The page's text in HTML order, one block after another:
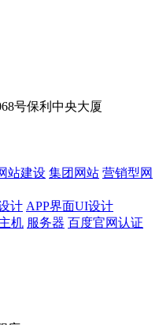
号保利中央大厦
站建设 集团网站 营销型网
计 APP界面UI设计
机 服务器 百度官网认证